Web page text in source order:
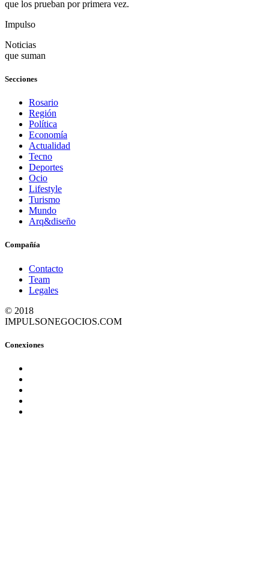
que los prueban por primera vez.
Impulso
Noticias
que suman
Secciones
Rosario
Región
Política
Economía
Actualidad
Tecno
Deportes
Ocio
Lifestyle
Turismo
Mundo
Arq&diseño
Compañía
Contacto
Team
Legales
© 2018
IMPULSONEGOCIOS.COM
Conexiones